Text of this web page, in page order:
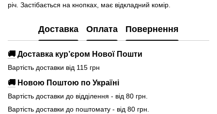
річ. Застібається на кнопках, має відкладний комір.
Доставка Оплата Повернення
🚚 Доставка кур’єром Нової Пошти
Вартість доставки від 115 грн
🚚 Новою Поштою по Україні
Вартість доставки до відділення - від 80 грн.
Вартість доставки до поштомату - від 80 грн.